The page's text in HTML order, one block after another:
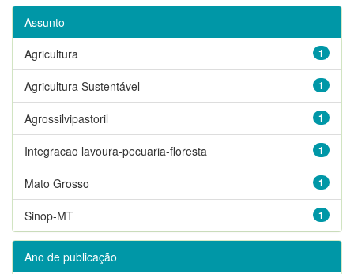
Assunto
1
Agricultura
1
Agricultura Sustentável
1
Agrossilvipastoril
1
Integracao lavoura-pecuaria-floresta
1
Mato Grosso
1
Sinop-MT
Ano de publicação